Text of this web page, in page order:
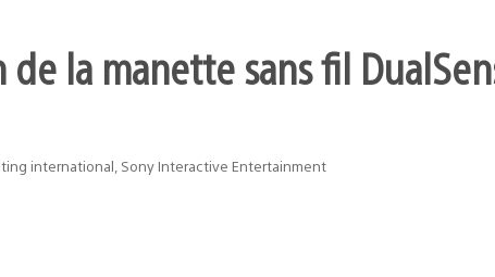
de la manette sans fil
international, Sony Interactive Entertainment